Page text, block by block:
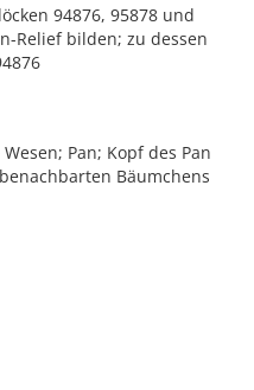
94876, 95878 und
Relief bilden; zu dessen
Pan; Kopf des Pan
Bäumchens